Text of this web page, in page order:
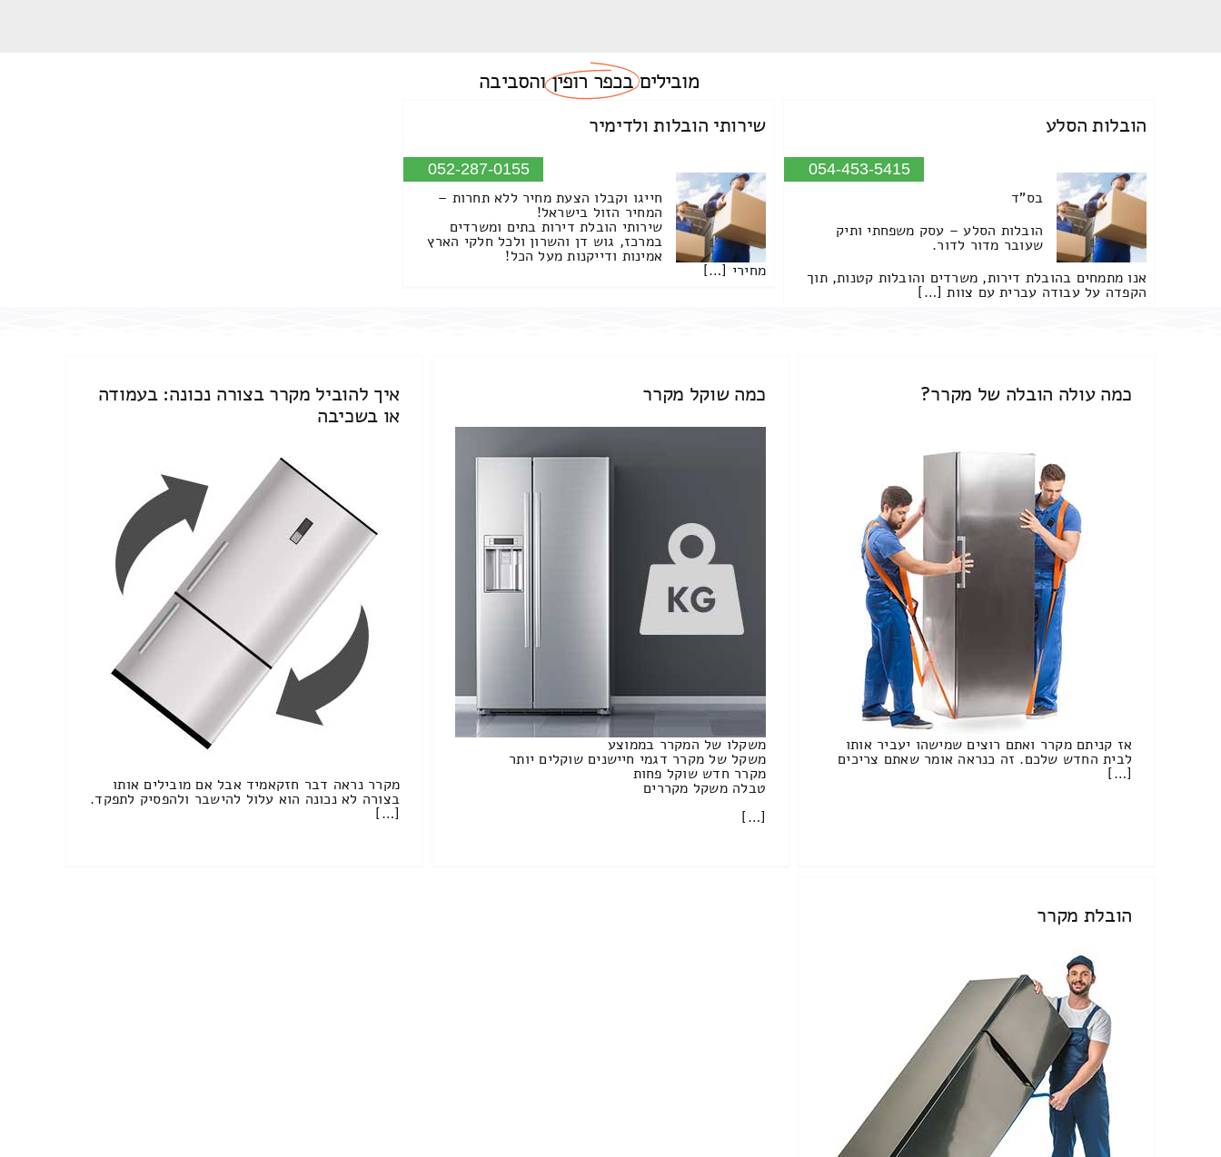
מוביליםבכפר רופיןוהסביבה
הובלות הסלע
054-453-5415
בס"ד
הובלות הסלע – עסק משפחתי ותיק
שעובר מדור לדור.
אנו מתמחים בהובלת דירות, משרדים והובלות קטנות, תוך
הקפדה על עבודה עברית עם צוות […]
שירותי הובלות ולדימיר
052-287-0155
חייגו וקבלו הצעת מחיר ללא תחרות –
המחיר הזול בישראל!
שירותי הובלת דירות בתים ומשרדים
במרכז, גוש דן והשרון ולכל חלקי הארץ
אמינות ודייקנות מעל הכל!
מחירי […]
כמה עולה הובלה של מקרר?
אז קניתם מקרר ואתם רוצים שמישהו יעביר אותו
לבית החדש שלכם. זה כנראה אומר שאתם צריכים
[…]
כמה שוקל מקרר
משקלו של המקרר בממוצע
משקל של מקרר דגמי חיישנים שוקלים יותר
מקרר חדש שוקל פחות
טבלה משקל מקררים
[…]
איך להוביל מקרר בצורה נכונה: בעמודה
או בשכיבה
מקרר נראה דבר חזקאמיד אבל אם מובילים אותו
בצורה לא נכונה הוא עלול להישבר ולהפסיק לתפקד.
[…]
הובלת מקרר